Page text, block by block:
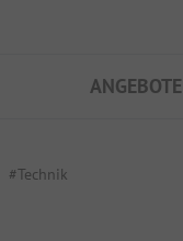
ANGEBOTE
#Technik